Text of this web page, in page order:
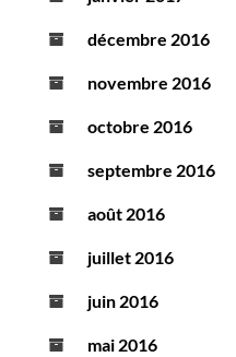
décembre 2016
novembre 2016
octobre 2016
septembre 2016
août 2016
juillet 2016
juin 2016
mai 2016